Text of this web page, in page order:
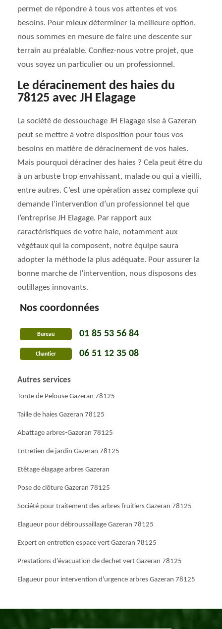
permet de répondre à tous vos attentes et vos
besoins. Pour mieux déterminer la meilleure option,
nous sommes en mesure de faire une descente sur
terrain au préalable. Confiez-nous votre projet, que
vous soyez un particulier ou un professionnel.
Le déracinement des haies du
78125 avec JH Elagage
La société de dessouchage JH Elagage sise à Gazeran
peut se mettre à votre disposition pour tous vos
besoins en matière de déracinement de vos haies.
Mais pourquoi déraciner des haies ? Cela peut être du
à un arbuste trop envahissant, malade ou qui a vieilli,
entre autres. C’est une opération assez complexe qui
demande l’intervention d’un professionnel tel que
l’entreprise JH Elagage. Par rapport aux
caractéristiques de votre haie, notamment aux
végétaux qui la composent, notre équipe saura
adopter la méthode la plus adéquate. Pour assurer la
bonne marche de l’intervention, nous disposons des
outillages innovants.
Nos coordonnées
Bureau 01 85 53 56 84
Chantier 06 51 12 35 08
Autres services
Tonte de Pelouse Gazeran 78125
Taille de haies Gazeran 78125
Abattage arbres-Gazeran 78125
Entretien de jardin Gazeran 78125
Etêtage élagage arbres Gazeran
Pose de clôture Gazeran 78125
Société pour traitement des arbres fruitiers Gazeran 78125
Elagueur pour débroussaillage Gazeran 78125
Expert en entretien espace vert Gazeran 78125
Prestations d'évacuation de dechet vert Gazeran 78125
Elagueur pour intervention d'urgence arbres Gazeran 78125